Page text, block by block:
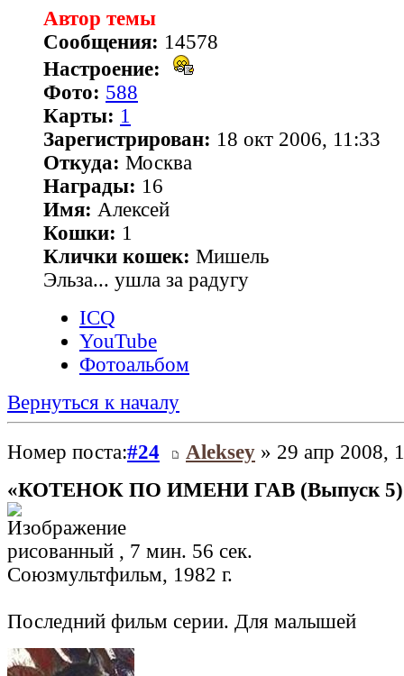
Автор темы
Сообщения: 14578
Настроение:
Фото: 588
Карты: 1
Зарегистрирован: 18 окт 2006, 11:33
Откуда: Москва
Награды: 16
Имя: Алексей
Кошки: 1
Клички кошек: Мишель
Эльза... ушла за радугу
ICQ
YouTube
Фотоальбом
Вернуться к началу
Номер поста:#24 Aleksey » 29 апр 2008,
«КОТЕНОК ПО ИМЕНИ ГАВ (Выпуск
рисованный , 7 мин. 56 сек.
Союзмультфильм, 1982 г.
Последний фильм серии. Для малышей